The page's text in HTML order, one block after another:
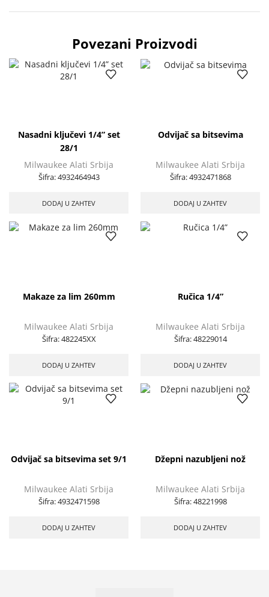
Povezani Proizvodi
Nasadni ključevi 1/4” set
28/1
Milwaukee Alati Srbija
Šifra:4932464943
DODAJ U ZAHTEV
Odvijač sa bitsevima
Milwaukee Alati Srbija
Šifra:4932471868
DODAJ U ZAHTEV
Makaze za lim 260mm
Milwaukee Alati Srbija
Šifra:482245XX
DODAJ U ZAHTEV
Ručica 1/4”
Milwaukee Alati Srbija
Šifra:48229014
DODAJ U ZAHTEV
Odvijač sa bitsevima set 9/1
Milwaukee Alati Srbija
Šifra:4932471598
DODAJ U ZAHTEV
Džepni nazubljeni nož
Milwaukee Alati Srbija
Šifra:48221998
DODAJ U ZAHTEV